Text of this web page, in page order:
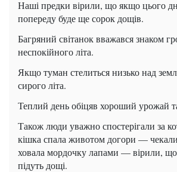
Наші предки вірили, що якщо цього
попереду буде ще сорок дощів.
Багряний світанок вважався знаком
неспокійного літа.
Якщо туман стелиться низько над
сирого літа.
Теплий день обіцяв хороший урожай
Також люди уважно спостерігали за
кішка спала животом догори —
ховала мордочку лапами — вірили, що
підуть дощі.